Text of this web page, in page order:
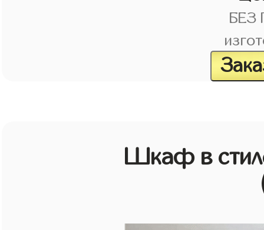
БЕЗ
Шкаф в